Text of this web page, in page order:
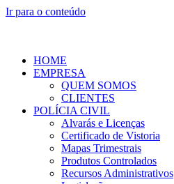
Ir para o conteúdo
HOME
EMPRESA
QUEM SOMOS
CLIENTES
POLÍCIA CIVIL
Alvarás e Licenças
Certificado de Vistoria
Mapas Trimestrais
Produtos Controlados
Recursos Administrativos